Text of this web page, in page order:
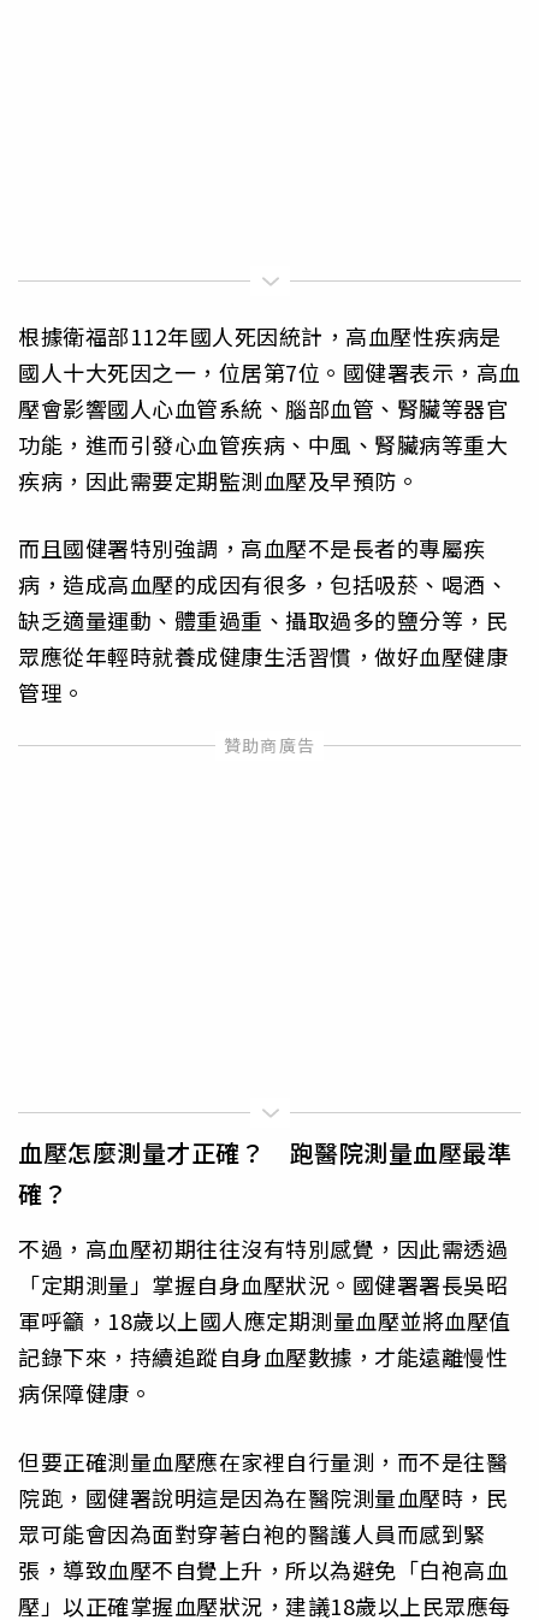
根據衛福部112年國人死因統計，高血壓性疾病是
國人十大死因之一，位居第7位。國健署表示，高血
壓會影響國人心血管系統、腦部血管、腎臟等器官
功能，進而引發心血管疾病、中風、腎臟病等重大
疾病，因此需要定期監測血壓及早預防。
而且國健署特別強調，高血壓不是長者的專屬疾
病，造成高血壓的成因有很多，包括吸菸、喝酒、
缺乏適量運動、體重過重、攝取過多的鹽分等，民
眾應從年輕時就養成健康生活習慣，做好血壓健康
管理。
血壓怎麼測量才正確？ 跑醫院測量血壓最準
確？
不過，高血壓初期往往沒有特別感覺，因此需透過
「定期測量」掌握自身血壓狀況。國健署署長吳昭
軍呼籲，18歲以上國人應定期測量血壓並將血壓值
記錄下來，持續追蹤自身血壓數據，才能遠離慢性
病保障健康。
但要正確測量血壓應在家裡自行量測，而不是往醫
院跑，國健署說明這是因為在醫院測量血壓時，民
眾可能會因為面對穿著白袍的醫護人員而感到緊
張，導致血壓不自覺上升，所以為避免「白袍高血
壓」以正確掌握血壓狀況，建議18歲以上民眾應每